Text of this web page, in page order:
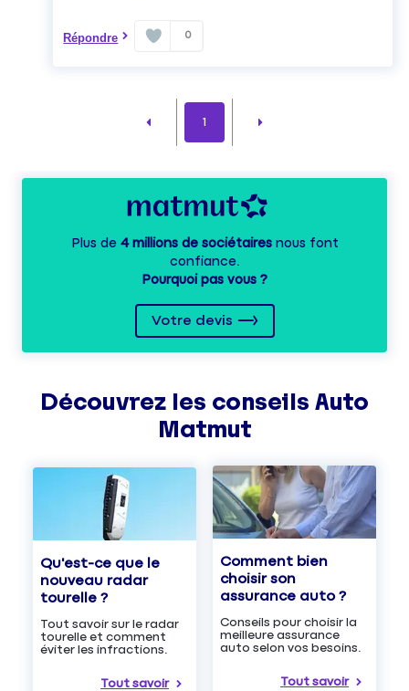
Répondre 0
1
Plus de 4 millions de sociétairesnous font
confiance.
Pourquoi pas vous ?
Votre devis
Découvrez les conseils Auto
Matmut
Qu'est-ce que le
nouveau radar
tourelle ?
Tout savoir sur le radar
tourelle et comment
éviter les infractions.
Tout savoir
Comment bien
choisir son
assurance auto ?
Conseils pour choisir la
meilleure assurance
auto selon vos besoins.
Tout savoir